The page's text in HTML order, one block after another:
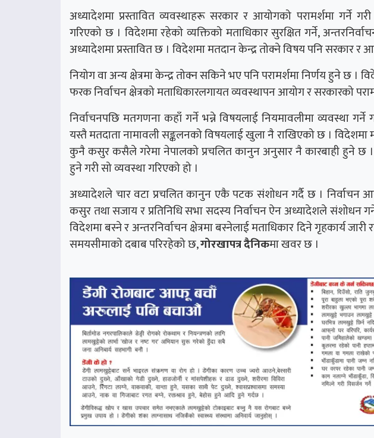
अध्यादेशमा प्रस्तावित व्यवस्थाहरू सरकार र आयोगको परामर्शमा गर्ने गरी
गरिएको छ । विदेशमा रहेको व्यक्तिको मताधिकार सुरक्षित गर्ने,
अध्यादेशमा प्रस्तावित छ । विदेशमा मतदान केन्द्र तोक्ने विषय पनि सरकार र
नियोग वा अन्य क्षेत्रमा केन्द्र तोक्न सकिने भए पनि परामर्शमा निर्णय हुने छ ।
फरक निर्वाचन क्षेत्रको मताधिकारलगायत व्यवस्थापन आयोग र सरकारको
निर्वाचनपछि मतगणना कहाँ गर्ने भन्ने विषयलाई नियमावलीमा व्यवस्था
यस्तै मतदाता नामावली सङ्कलनको विषयलाई खुला नै राखिएको छ । विदेशमा
कुनै कसुर कसैले गरेमा नेपालको प्रचलित कानुन अनुसार नै कारबाही हुने छ ।
हुने गरी सो व्यवस्था गरिएको हो ।
अध्यादेशले चार वटा प्रचलित कानुन एकै पटक संशोधन गर्दै छ । निर्वाचन
कसुर तथा सजाय र प्रतिनिधि सभा सदस्य निर्वाचन ऐन अध्यादेशले संशोधन
विदेशमा बस्ने र अन्तरनिर्वाचन क्षेत्रमा बस्नेलाई मताधिकार दिने गृहकार्य
समयसीमाको दबाब परिरहेको छ,गोरखापत्र दैनिकमा खवर छ ।